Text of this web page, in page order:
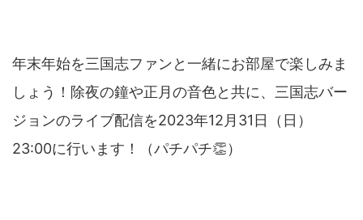
年末年始を三国志ファンと一緒にお部屋で楽しみま
しょう！除夜の鐘や正月の音色と共に、三国志バー
ジョンのライブ配信を2023年12月31日（日）
23:00に行います！（パチパチ👏）